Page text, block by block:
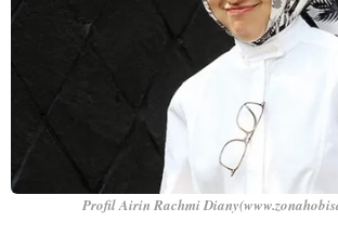
Profil Airin Rachmi